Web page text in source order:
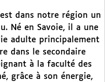
est dans notre région un
Né en Savoie, il a une
adulte principalement
dans le secondaire
à la faculté des
grâce à son énergie,